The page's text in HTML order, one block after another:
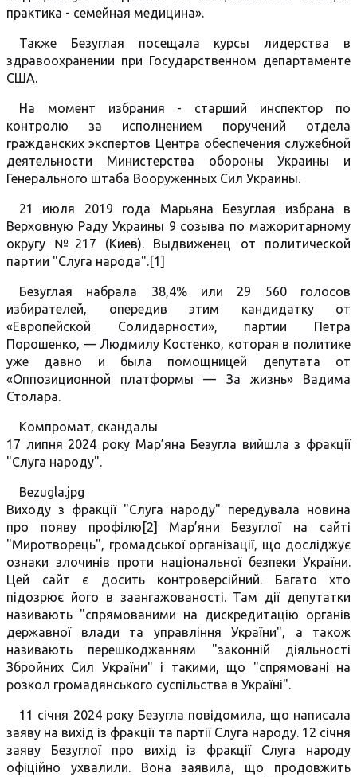
практика - семейная медицина».
Также Безуглая посещала курсы лидерства в
здравоохранении при Государственном департаменте
США.
На момент избрания - старший инспектор по
контролю за исполнением поручений отдела
гражданских экспертов Центра обеспечения служебной
деятельности Министерства обороны Украины и
Генерального штаба Вооруженных Сил Украины.
21 июля 2019 года Марьяна Безуглая избрана в
Верховную Раду Украины 9 созыва по мажоритарному
округу №217 (Киев). Выдвиженец от политической
партии "Слуга народа".[1]
Безуглая набрала 38,4% или 29 560 голосов
избирателей, опередив этим кандидатку от
«Европейской Солидарности», партии Петра
Порошенко, — Людмилу Костенко, которая в политике
уже давно и была помощницей депутата от
«Оппозиционной платформы — За жизнь» Вадима
Столара.
Компромат, скандалы
17 липня 2024 року Мар’яна Безугла вийшла з фракції
"Слуга народу".
Bezugla.jpg
Виходу з фракції "Слуга народу" передувала новина
про появу профілю[2] Мар’яни Безуглої на сайті
"Миротворець", громадської організації, що досліджує
ознаки злочинів проти національної безпеки України.
Цей сайт є досить контроверсійний. Багато хто
підозрює його в заангажованості. Там дії депутатки
називають "спрямованими на дискредитацію органів
державної влади та управління України", а також
називають перешкоджанням "законній діяльності
Збройних Сил України" і такими, що "спрямовані на
розкол громадянського суспільства в Україні".
11 січня 2024 року Безугла повідомила, що написала
заяву на вихід із фракції та партії Слуга народу. 12 січня
заяву Безуглої про вихід із фракції Слуга народу
офіційно ухвалили. Вона заявила, що продовжить